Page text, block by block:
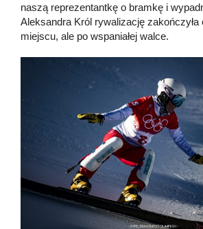
naszą reprezentantkę o bramkę i
Aleksandra Król rywalizację zakończyła
miejscu, ale po wspaniałej walce.